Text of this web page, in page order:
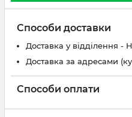
Способи доставки
Доставка у відділення -
Доставка за адресами
Способи оплати